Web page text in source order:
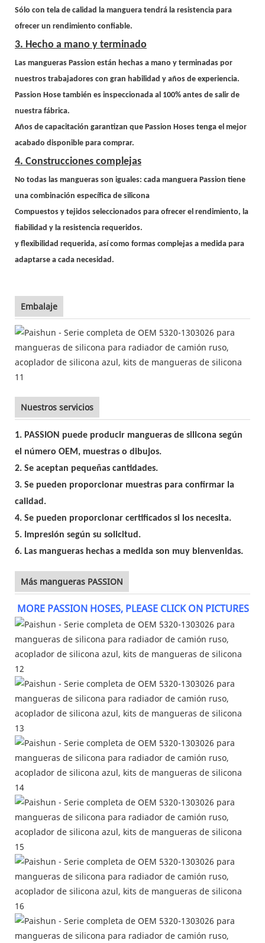
Sólo con tela de calidad la manguera tendrá la resistencia para
ofrecer un rendimiento confiable.
3. Hecho a mano y terminado
Las mangueras Passion están hechas a mano y terminadas por
nuestros trabajadores con gran habilidad y años de experiencia.
Passion Hose también es inspeccionada al 100% antes de salir de
nuestra fábrica.
Años de capacitación garantizan que Passion Hoses tenga el mejor
acabado disponible para comprar.
4. Construcciones complejas
No todas las mangueras son iguales: cada manguera Passion tiene
una combinación específica de silicona
Compuestos y tejidos seleccionados para ofrecer el rendimiento, la
fiabilidad y la resistencia requeridos.
y flexibilidad requerida, así como formas complejas a medida para
adaptarse a cada necesidad.
Embalaje
Nuestros servicios
1. PASSION puede producir mangueras de silicona según
el número OEM, muestras o dibujos.
2. Se aceptan pequeñas cantidades.
3. Se pueden proporcionar muestras para confirmar la
calidad.
4. Se pueden proporcionar certificados si los necesita.
5. Impresión según su solicitud.
6. Las mangueras hechas a medida son muy bienvenidas.
Más mangueras PASSION
MORE PASSION HOSES, PLEASE CLICK ON PICTURES